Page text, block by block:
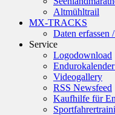
Altmühltrail
MX-TRACKS
Daten erfassen
Service
Logodownload
Videogallery
RSS Newsfeed
Kaufhilfe für